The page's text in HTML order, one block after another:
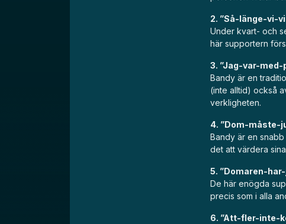
2. ”Så-länge-vi-
Under kvart- och
här supportern
3. ”Jag-var-med-
Bandy är en
(inte alltid) också
verkligheten.
4. ”Dom-måste-
Bandy är en
det att värdera
5. ”Domaren-
De här enögda
precis som i alla
6. ”Att-fler-inte-